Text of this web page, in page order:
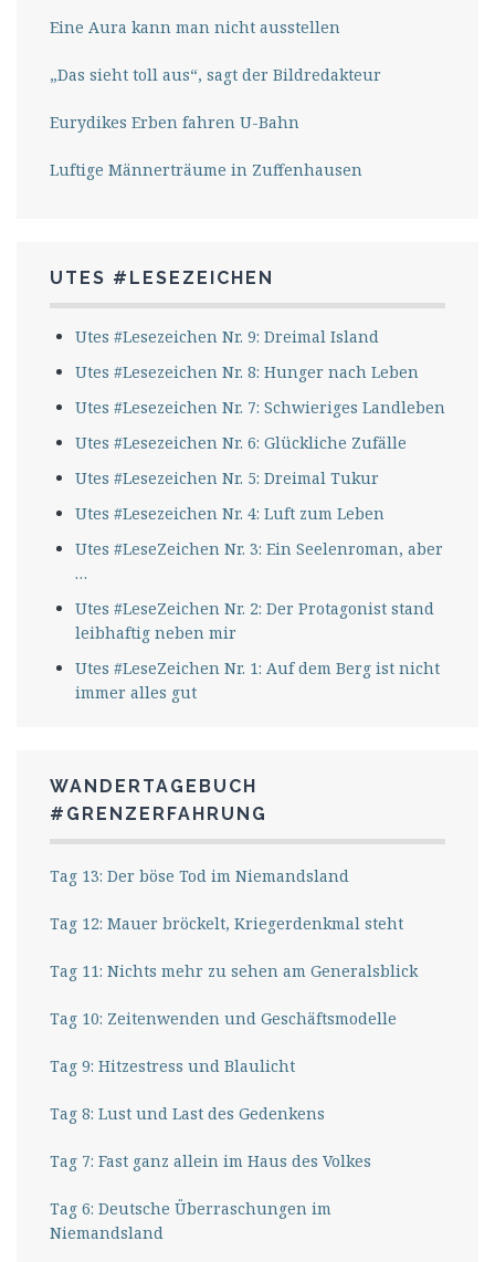
Eine Aura kann man nicht ausstellen
„Das sieht toll aus“, sagt der Bildredakteur
Eurydikes Erben fahren U-Bahn
Luftige Männerträume in Zuffenhausen
UTES #LESEZEICHEN
Utes #Lesezeichen Nr. 9: Dreimal Island
Utes #Lesezeichen Nr. 8: Hunger nach Leben
Utes #Lesezeichen Nr. 7: Schwieriges Landleben
Utes #Lesezeichen Nr. 6: Glückliche Zufälle
Utes #Lesezeichen Nr. 5: Dreimal Tukur
Utes #Lesezeichen Nr. 4: Luft zum Leben
Utes #LeseZeichen Nr. 3: Ein Seelenroman, aber
…
Utes #LeseZeichen Nr. 2: Der Protagonist stand
leibhaftig neben mir
Utes #LeseZeichen Nr. 1: Auf dem Berg ist nicht
immer alles gut
WANDERTAGEBUCH
#GRENZERFAHRUNG
Tag 13: Der böse Tod im Niemandsland
Tag 12: Mauer bröckelt, Kriegerdenkmal steht
Tag 11: Nichts mehr zu sehen am Generalsblick
Tag 10: Zeitenwenden und Geschäftsmodelle
Tag 9: Hitzestress und Blaulicht
Tag 8: Lust und Last des Gedenkens
Tag 7: Fast ganz allein im Haus des Volkes
Tag 6: Deutsche Überraschungen im
Niemandsland